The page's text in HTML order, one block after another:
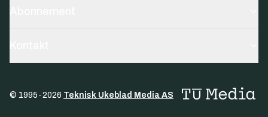
© 1995-2026 Teknisk Ukeblad Media AS